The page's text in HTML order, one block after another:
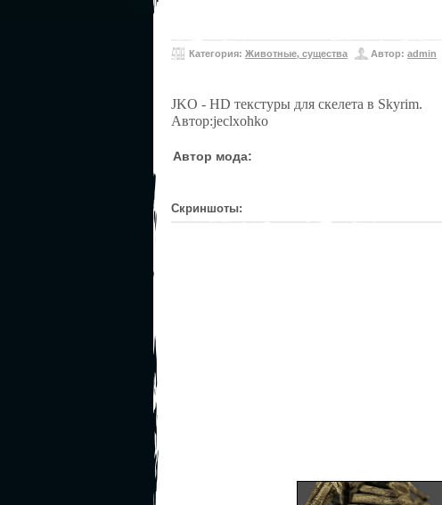
Категория: Животные, cущества Автор: admin
JKO - HD текстуры для скелета в Skyrim.
Автор:jeclxohko
Автор мода:
Скриншоты: